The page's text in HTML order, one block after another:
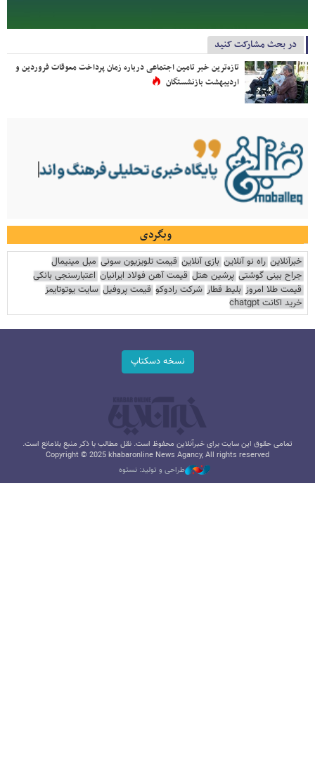
در بحث مشارکت کنید
تازه‌ترین خبر تامین اجتماعی درباره زمان پرداخت معوقات فروردین و
اردیبهشت بازنشستگان
وبگردی
خبرآنلاین راه نو آنلاین بازی آنلاین قیمت تلویزیون سونی مبل مینیمال
جراح بینی گوشتی پرشین هتل قیمت آهن فولاد ایرانیان اعتبارسنجی بانکی
قیمت طلا امروز بلیط قطار شرکت رادوکو قیمت پروفیل سایت یوتوتایمز
خرید اکانت chatgpt
نسخه دسکتاپ
تمامی حقوق این سایت برای خبرآنلاین محفوظ است. نقل مطالب با ذکر منبع بلامانع است.
Copyright © 2025 khabaronline News Agancy, All rights reserved
طراحی و تولید: نستوه